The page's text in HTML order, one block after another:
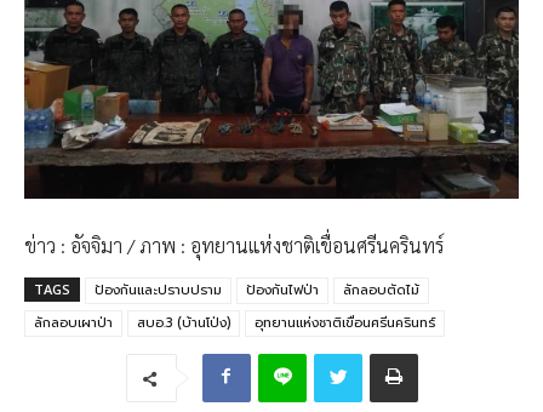
ข่าว : อัจจิมา / ภาพ : อุทยานแห่งชาติเขื่อนศรีนครินทร์
TAGS ป้องกันและปราบปราม ป้องกันไฟป่า
ลักลอบตัดไม้
ลักลอบเผาป่า
สบอ.3 (บ้านโป่ง) อุทยานแห่งชาติเขื่อนศรีนครินทร์